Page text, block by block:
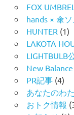
FOX
hands × 傘
HUNTER (1)
LAKOTA
LIGHTBULB
New Balance
PR記事(4)
あなたのわ
おトク情報